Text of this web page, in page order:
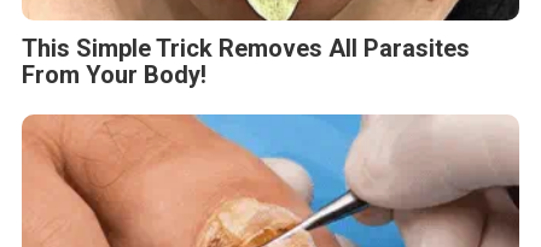
This Simple Trick Removes All Parasites
From Your Body!